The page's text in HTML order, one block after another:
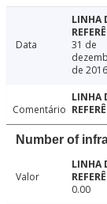
Data
31 de
de 2016
Comentário
Number of
Valor
0.00